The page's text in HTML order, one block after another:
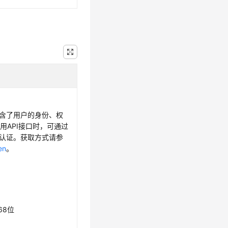
了用户的身份、权
API接口时，可通过
证。获取方式请参
。
位